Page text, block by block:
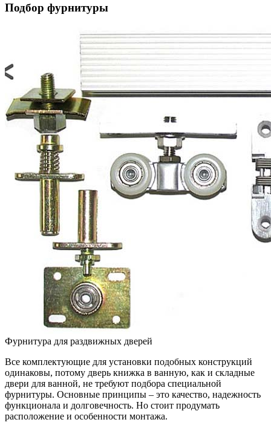
Подбор фурнитуры
Фурнитура для раздвижных дверей
Все комплектующие для установки подобных конструкций
одинаковы, потому дверь книжка в ванную, как и складные
двери для ванной, не требуют подбора специальной
фурнитуры. Основные принципы – это качество, надежность
функционала и долговечность. Но стоит продумать
расположение и особенности монтажа.